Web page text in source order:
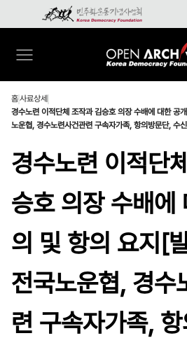
홈사료상세
경수노련 이적단체 조작과 김승호 의장 수배에 대한 공
노운협, 경수노련사건관련 구속자가족, 항의방문단, 수
경수노련 이적단
승호 의장 수배에
의 및 항의 요지[
전국노운협, 경수
련 구속자가족,